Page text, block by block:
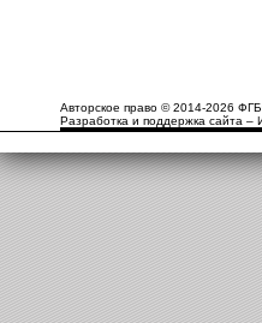
Авторское право © 2014-2026
Разработка и поддержка сайта